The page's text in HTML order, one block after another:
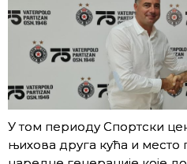
У том периоду Спортски
њихова друга кућа и место